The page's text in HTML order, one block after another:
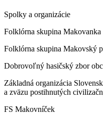
Spolky a organizácie
Folklórna skupina Makovanka
Folklórna skupina Makovský
Dobrovoľný hasičský zbor
Základná organizácia
a zväzu postihnutých
FS Makovníček